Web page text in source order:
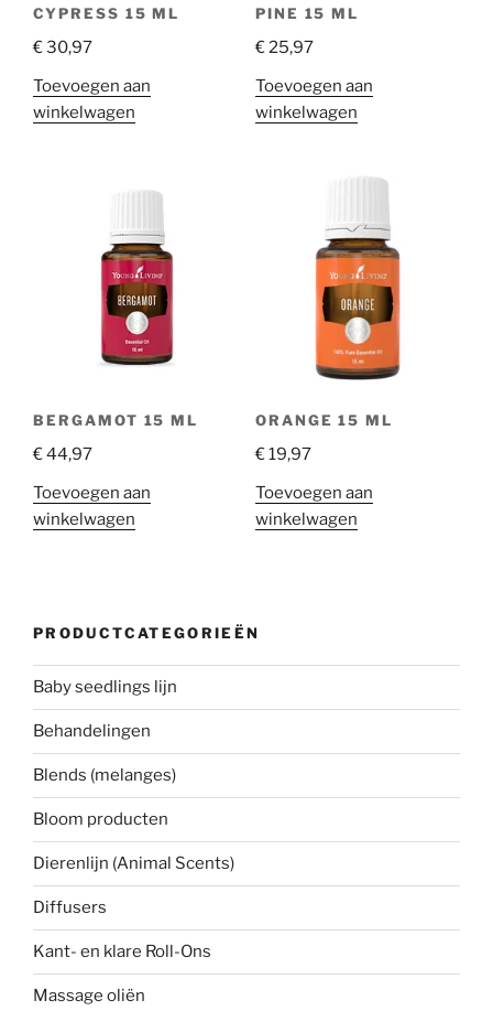
CYPRESS 15 ML
€30,97
Toevoegen aan
winkelwagen
PINE 15 ML
€25,97
Toevoegen aan
winkelwagen
BERGAMOT 15 ML
€44,97
Toevoegen aan
winkelwagen
ORANGE 15 ML
€19,97
Toevoegen aan
winkelwagen
PRODUCTCATEGORIEËN
Baby seedlings lijn
Behandelingen
Blends (melanges)
Bloom producten
Dierenlijn (Animal Scents)
Diffusers
Kant- en klare Roll-Ons
Massage oliën